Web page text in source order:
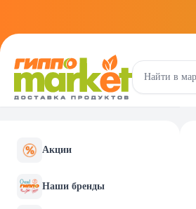
Акции
Наши бренды